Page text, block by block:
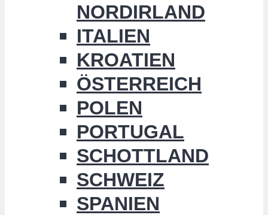
NORDIRLAND
ITALIEN
KROATIEN
ÖSTERREICH
POLEN
PORTUGAL
SCHOTTLAND
SCHWEIZ
SPANIEN